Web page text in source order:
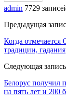
admin 7729
Предыдущая
Когда
традиции, гадания
Следующая запись
Белорус получил
на пять лет и 200